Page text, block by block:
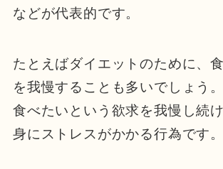
などが代表的です。
たとえばダイエットのために、
を我慢することも多いでしょう。
食べたいという欲求を我慢し続
身にストレスがかかる行為です。